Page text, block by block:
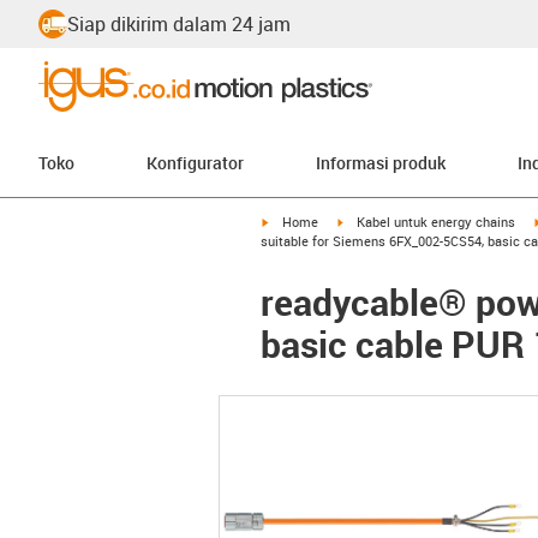
Siap dikirim dalam 24 jam
Toko Konfigurator Informasi produk
igus-icon-arrow-right
Home igus-icon-arrow-right
Kabel untuk energy chains
suitable for Siemens 6FX_002-5CS54, basic
readycable®
basic cable PUR